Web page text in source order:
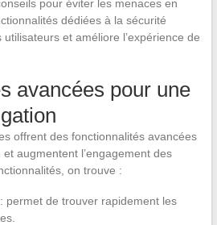
pour éviter les menaces en
dédiées à la sécurité
et améliore l’expérience de
avancées pour une
offrent des fonctionnalités avancées
augmentent l’engagement des
on trouve :
permet de trouver rapidement les